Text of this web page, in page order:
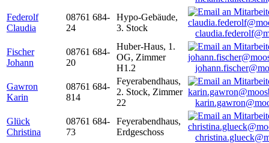
Federolf
Claudia
08761 684-
24
Hypo-Gebäude,
3. Stock
Fischer
Johann
08761 684-
20
Huber-Haus, 1.
OG, Zimmer
H1.2
Gawron
Karin
08761 684-
814
Feyerabendhaus,
2. Stock, Zimmer
22
Glück
Christina
08761 684-
73
Feyerabendhaus,
Erdgeschoss